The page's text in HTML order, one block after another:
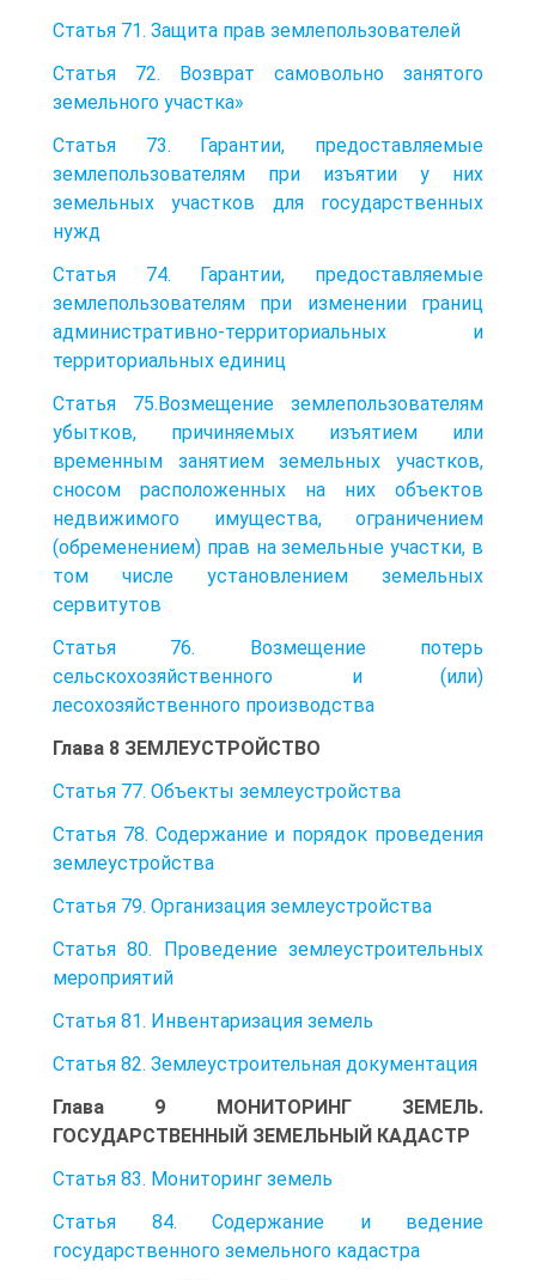
Статья 71. Защита прав землепользователей
Статья 72. Возврат самовольно занятого
земельного участка»
Статья 73. Гарантии, предоставляемые
землепользователям при изъятии у них
земельных участков для государственных
нужд
Статья 74. Гарантии, предоставляемые
землепользователям при изменении границ
административно-территориальных и
территориальных единиц
Статья 75.Возмещение землепользователям
убытков, причиняемых изъятием или
временным занятием земельных участков,
сносом расположенных на них объектов
недвижимого имущества, ограничением
(обременением) прав на земельные участки, в
том числе установлением земельных
сервитутов
Статья 76. Возмещение потерь
сельскохозяйственного и (или)
лесохозяйственного производства
Глава 8 ЗЕМЛЕУСТРОЙСТВО
Статья 77. Объекты землеустройства
Статья 78. Содержание и порядок проведения
землеустройства
Статья 79. Организация землеустройства
Статья 80. Проведение землеустроительных
мероприятий
Статья 81. Инвентаризация земель
Статья 82. Землеустроительная документация
Глава 9 МОНИТОРИНГ ЗЕМЕЛЬ.
ГОСУДАРСТВЕННЫЙ ЗЕМЕЛЬНЫЙ КАДАСТР
Статья 83. Мониторинг земель
Статья 84. Содержание и ведение
государственного земельного кадастра